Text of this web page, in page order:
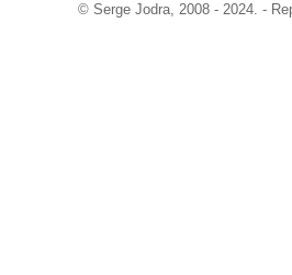
© Serge Jodra, 2008 - 2024. -